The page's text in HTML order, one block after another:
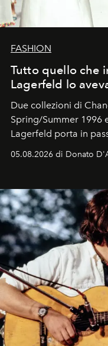
FASHION
Tutto quello che
Lagerfeld lo
Due collezioni di
Spring/Summer 1996
Lagerfeld porta in
Kate, Claudia e
uno dei documenti
05.08.2026 di Donato